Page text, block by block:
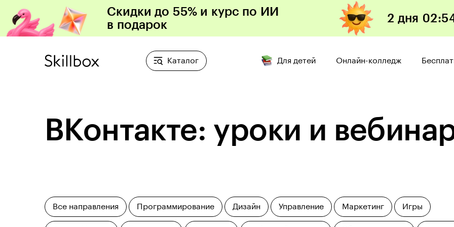
Скидки до 55% и курс по ИИ
в подарок
2 дня
Каталог Для детей Онлайн-колледж
ВКонтакте: уроки и
Все направления Программирование Дизайн Управление Маркетинг Игры